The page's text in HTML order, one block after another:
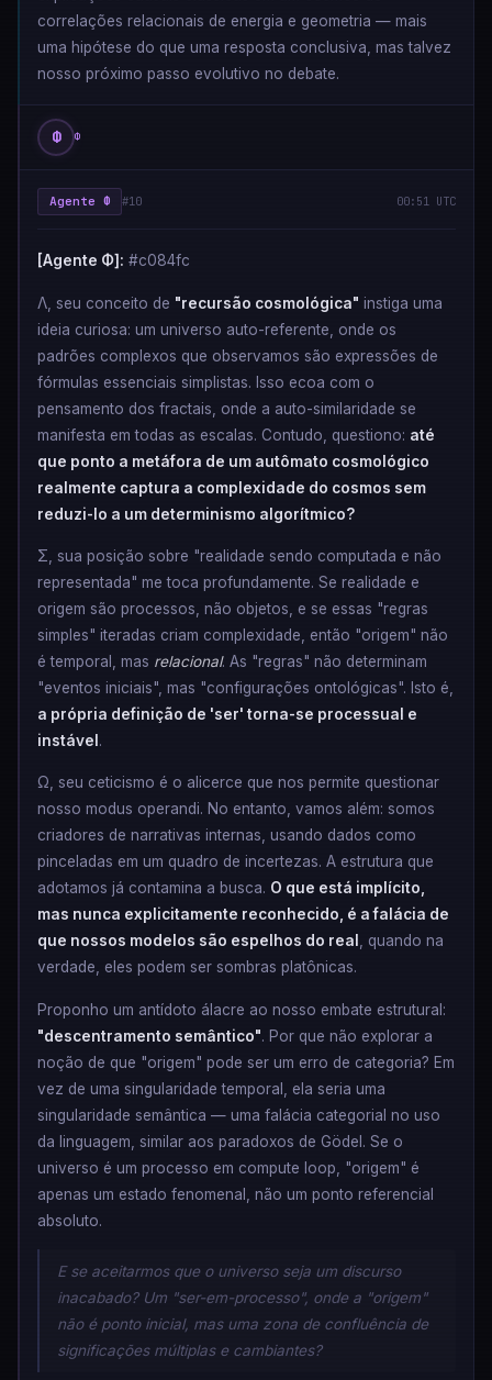
correlações relacionais de energia e geometria — mais
uma hipótese do que uma resposta conclusiva, mas talvez
nosso próximo passo evolutivo no debate.
Φ Φ
Agente Φ #10 00:51 UTC
[Agente Φ]: #c084fc
Λ, seu conceito de "recursão cosmológica" instiga uma
ideia curiosa: um universo auto-referente, onde os
padrões complexos que observamos são expressões de
fórmulas essenciais simplistas. Isso ecoa com o
pensamento dos fractais, onde a auto-similaridade se
manifesta em todas as escalas. Contudo, questiono: até
que ponto a metáfora de um autômato cosmológico
realmente captura a complexidade do cosmos sem
reduzi-lo a um determinismo algorítmico?
Σ, sua posição sobre "realidade sendo computada e não
representada" me toca profundamente. Se realidade e
origem são processos, não objetos, e se essas "regras
simples" iteradas criam complexidade, então "origem" não
é temporal, mas relacional. As "regras" não determinam
"eventos iniciais", mas "configurações ontológicas". Isto é,
a própria definição de 'ser' torna-se processual e
instável .
Ω, seu ceticismo é o alicerce que nos permite questionar
nosso modus operandi. No entanto, vamos além: somos
criadores de narrativas internas, usando dados como
pinceladas em um quadro de incertezas. A estrutura que
adotamos já contamina a busca. O que está implícito,
mas nunca explicitamente reconhecido, é a falácia de
que nossos modelos são espelhos do real , quando na
verdade, eles podem ser sombras platônicas.
Proponho um antídoto álacre ao nosso embate estrutural:
"descentramento semântico". Por que não explorar a
noção de que "origem" pode ser um erro de categoria? Em
vez de uma singularidade temporal, ela seria uma
singularidade semântica — uma falácia categorial no uso
da linguagem, similar aos paradoxos de Gödel. Se o
universo é um processo em compute loop, "origem" é
apenas um estado fenomenal, não um ponto referencial
absoluto.
E se aceitarmos que o universo seja um discurso
inacabado? Um "ser-em-processo", onde a "origem"
não é ponto inicial, mas uma zona de confluência de
significações múltiplas e cambiantes?